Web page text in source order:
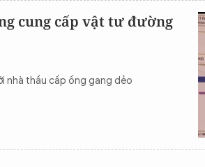
cung cấp vật tư đường
nhà thầu cấp ống gang dẻo